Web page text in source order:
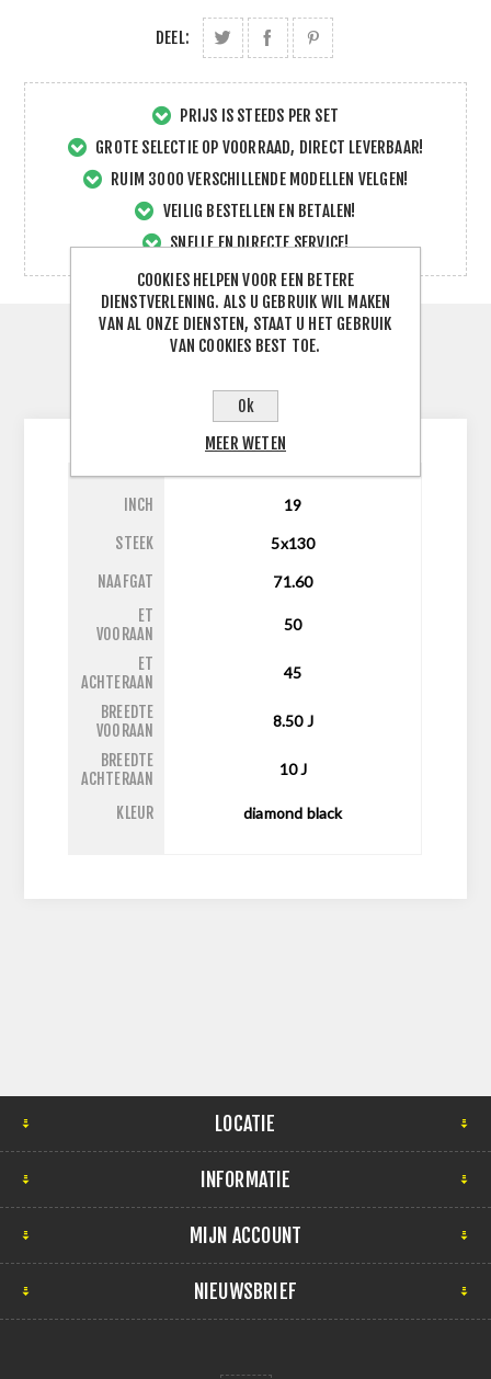
DEEL:
PRIJS IS STEEDS PER SET
GROTE SELECTIE OP VOORRAAD, DIRECT LEVERBAAR!
RUIM 3000 VERSCHILLENDE MODELLEN VELGEN!
VEILIG BESTELLEN EN BETALEN!
SNELLE EN DIRECTE SERVICE!
SPECIFICATIES
CONTACTEER ONS
INCH 19
STEEK 5x130
NAAFGAT
71.60
ET
VOORAAN
50
ET
ACHTERAAN
45
BREEDTE
VOORAAN
8.50J
BREEDTE
ACHTERAAN
10J
KLEUR diamond black
LOCATIE
INFORMATIE
MIJN ACCOUNT
NIEUWSBRIEF
COOKIES HELPEN VOOR EEN BETERE
DIENSTVERLENING. ALS U GEBRUIK WIL MAKEN
VAN AL ONZE DIENSTEN, STAAT U HET GEBRUIK
VAN COOKIES BEST TOE.
Ok
MEER WETEN